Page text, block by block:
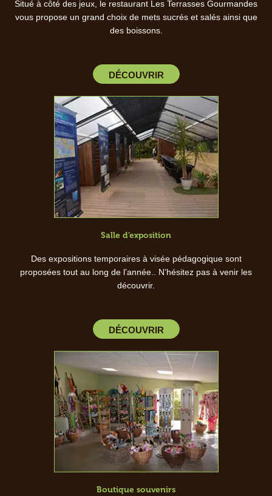
Situé à côté des jeux, le restaurant Les Terrasses Gourmandes
vous propose un grand choix de mets sucrés et salés ainsi que
des boissons.
DÉCOUVRIR
Salle d’exposition
Des expositions temporaires à visée pédagogique sont
proposées tout au long de l’année.. N’hésitez pas à venir les
découvrir.
DÉCOUVRIR
Boutique souvenirs